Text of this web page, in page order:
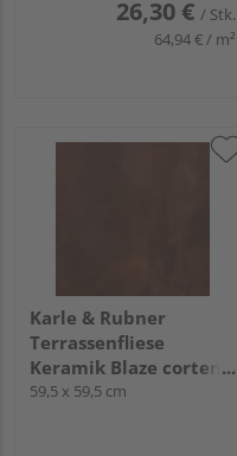
26,30 € / Stk.
64,94 € / m²
Karle & Rubner
Terrassenfliese
Keramik Blaze corten
glatt TERRACON®
59,5 x 59,5 cm